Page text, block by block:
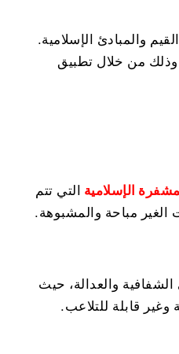
والمبادئ الإسلامية.
وذلك من خلال تطبيق
الإسلامية
التي تتم
الغير مباحة والمشبوهة.
والعدالة، حيث
قابلة للتلاعب.